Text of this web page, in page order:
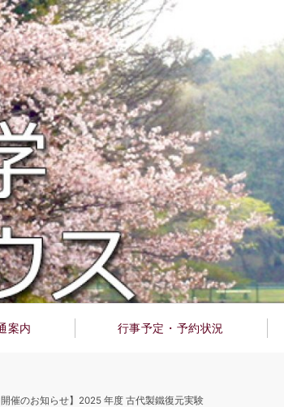
案内 行事予定・予約状況
開催のお知らせ】2025 年度 古代製鐵復元実験